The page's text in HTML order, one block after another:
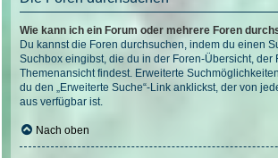
Wie kann ich ein Forum oder mehrere Foren
Du kannst die Foren durchsuchen, indem du einen
Suchbox eingibst, die du in der Foren-Übersicht, der
Themenansicht findest. Erweiterte
du den „Erweiterte Suche“-Link anklickst, der von
aus verfügbar ist.
Nach oben